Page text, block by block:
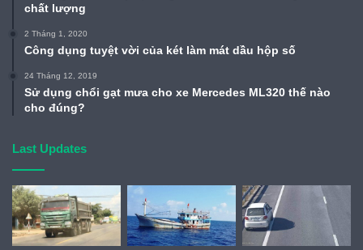
chất lượng
2 Tháng 1, 2020
Công dụng tuyệt vời của két làm mát dầu hộp số
24 Tháng 12, 2019
Sử dụng chổi gạt mưa cho xe Mercedes ML320 thế nào
cho đúng?
Last Updates